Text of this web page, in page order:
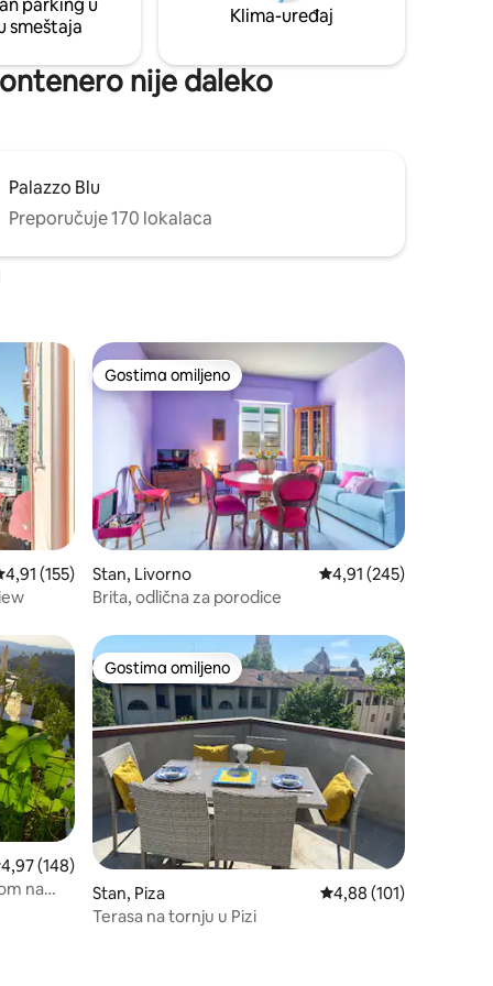
parking u
smeštaja
Klima-uređaj
nije daleko
Palazzo Blu
Preporučuje 170 lokalaca
ocena 4,91 od 5, utisaka: 155
4,91 (155)
Gostima omiljeno
Gostima omiljeno
Stan, Livorno Prosečna ocena 4,91
4,91 (245)
Brita, odlična za porodice
ocena 4,97 od 5, utisaka: 148
4,97 (148)
na
Gostima omiljeno
Gostima omiljeno
Stan, Piza Prosečna ocena 4,88
4,88 (101)
Terasa na tornju u Pizi